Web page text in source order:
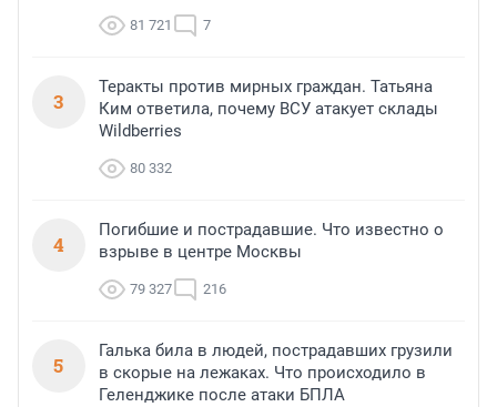
81 721 7
3
Теракты против мирных граждан. Татьяна
Ким ответила, почему ВСУ атакует склады
Wildberries
80 332
4
Погибшие и пострадавшие. Что известно о
взрыве в центре Москвы
79 327 216
5
Галька била в людей, пострадавших грузили
в скорые на лежаках. Что происходило в
Геленджике после атаки БПЛА